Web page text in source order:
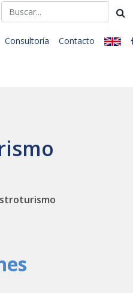
Consultoría Contacto